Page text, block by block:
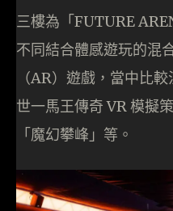
三樓為「FUTURE
不同結合體感遊玩的混
（AR）遊戲，當中比
世一馬王傳奇 VR 模擬
「魔幻攀峰」等。